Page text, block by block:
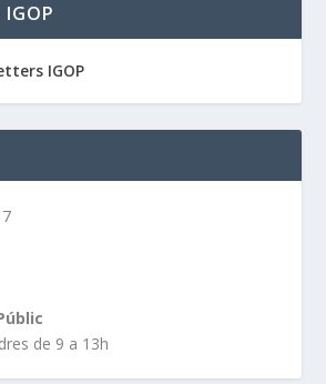
IGOP
IGOP
de 9 a 13h